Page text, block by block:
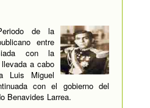
de la
entre
con la
a cabo
Luis Miguel
con el gobierno del
Benavides Larrea.